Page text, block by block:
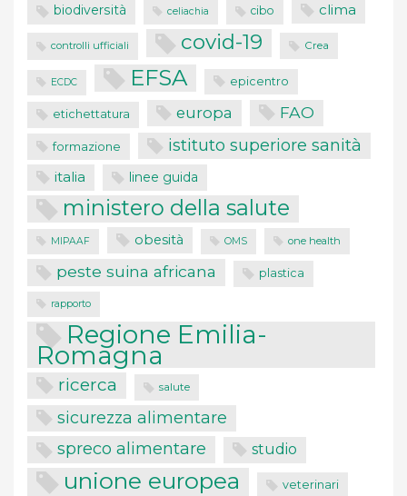
biodiversità celiachia cibo clima
controlli ufficiali covid-19 Crea
ECDC EFSA epicentro
etichettatura europa FAO
formazione istituto superiore sanità
italia linee guida
ministero della salute
MIPAAF obesità OMS one health
peste suina africana plastica
rapporto
Regione Emilia-
Romagna
ricerca salute
sicurezza alimentare
spreco alimentare studio
unione europea veterinari